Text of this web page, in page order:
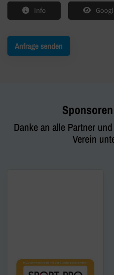
Info
Danke an alle Partner
Verein